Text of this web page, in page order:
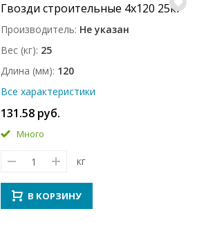
Гвозди строительные 4x120 25кг
Производитель Не указан
Вес (кг) 25
Длина (мм) 120
Все характеристики
131.58 руб.
Много
кг
В КОРЗИНУ